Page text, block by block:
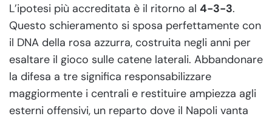
L’ipotesi più accreditata è il ritorno al 4-3-3.
Questo schieramento si sposa perfettamente con
il DNA della rosa azzurra, costruita negli anni per
esaltare il gioco sulle catene laterali. Abbandonare
la difesa a tre significa responsabilizzare
maggiormente i centrali e restituire ampiezza agli
esterni offensivi, un reparto dove il Napoli vanta